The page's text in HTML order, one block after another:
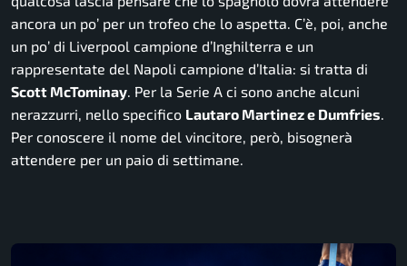
ancora un po’ per un trofeo che lo aspetta. C’è, poi, anche
un po’ di Liverpool campione d’Inghilterra e un
rappresentate del Napoli campione d’Italia: si tratta di
Scott McTominay. Per la Serie A ci sono anche alcuni
nerazzurri, nello specifico Lautaro Martinez e Dumfries.
Per conoscere il nome del vincitore, però, bisognerà
attendere per un paio di settimane.